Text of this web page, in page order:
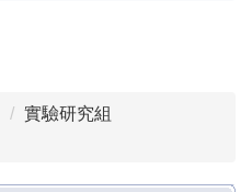
實驗研究組